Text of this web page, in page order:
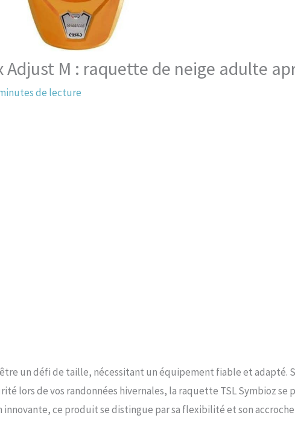
Adjust M : raquette de neige adulte
de lecture
un défi de taille, nécessitant un équipement fiable et adapté.
lors de vos randonnées hivernales, la raquette TSL Symbioz se
innovante, ce produit se distingue par sa flexibilité et son accroche